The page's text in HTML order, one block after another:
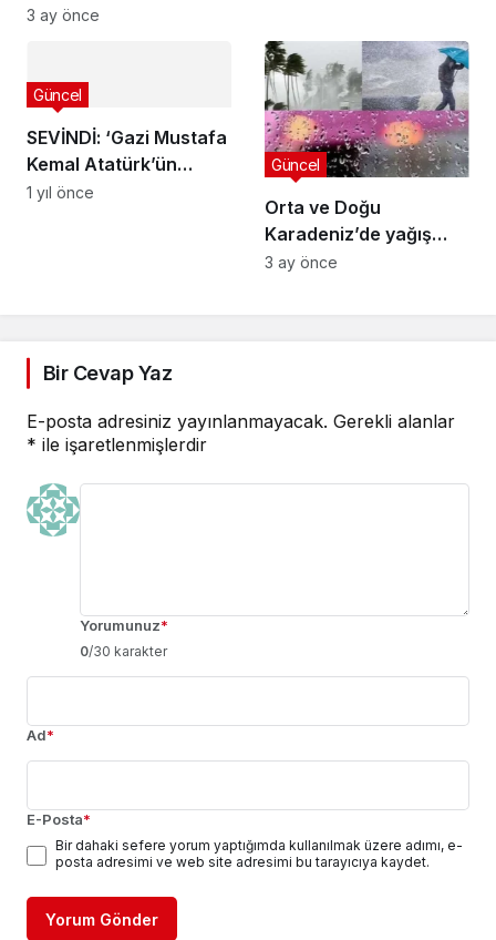
yankılandı
3 ay önce
SEVİNDİ: ‘Gazi Mustafa
Kemal Atatürk’ün
yolundan yürüyenlere
Güncel
1 yıl önce
Orta ve Doğu
Karadeniz’de yağış
uyarısı
Güncel
3 ay önce
Bir Cevap Yaz
E-posta adresiniz yayınlanmayacak. Gerekli alanlar
* ile işaretlenmişlerdir
Yorumunuz*
0/30 karakter
Ad*
E-Posta*
Bir dahaki sefere yorum yaptığımda kullanılmak üzere adımı, e-
posta adresimi ve web site adresimi bu tarayıcıya kaydet.
Yorum Gönder